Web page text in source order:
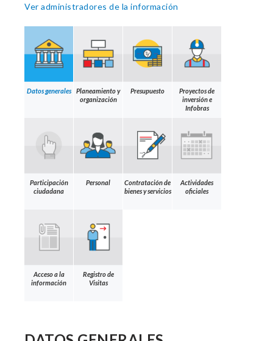
Ver administradores de la información
Datos generales
Planeamiento y
organización
Presupuesto
Proyectos de
inversión e
Infobras
Participación
ciudadana
Personal
Contratación de
bienes y servicios
Actividades
oficiales
Acceso a la
información
Registro de
Visitas